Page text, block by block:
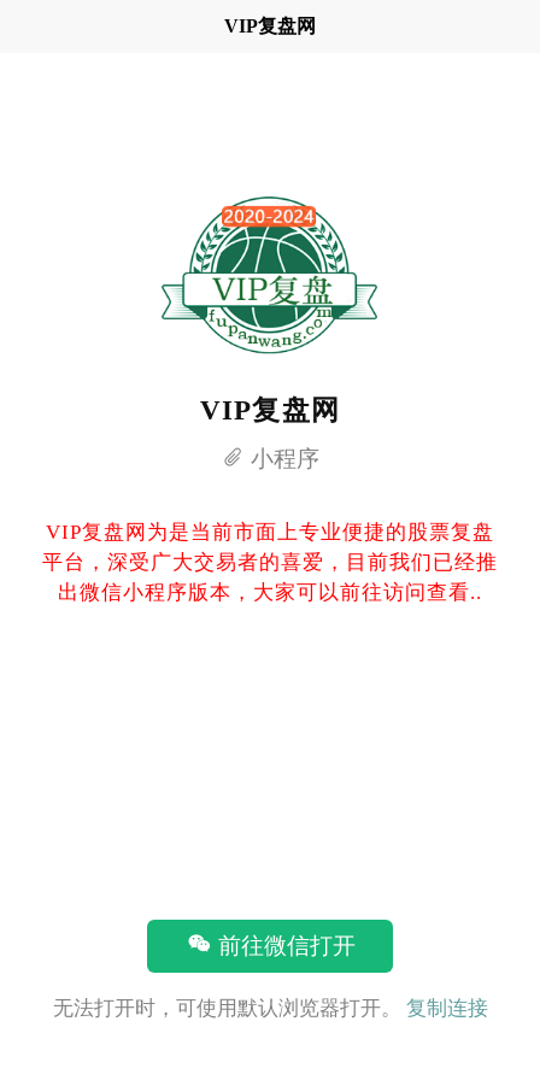
VIP复盘网
VIP复盘网
小程序
VIP复盘网为是当前市面上专业便捷的股票复盘
平台，深受广大交易者的喜爱，目前我们已经推
出微信小程序版本，大家可以前往访问查看..
前往微信打开
无法打开时，可使用默认浏览器打开。 复制连接